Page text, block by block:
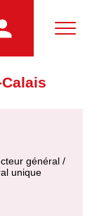
général /
unique